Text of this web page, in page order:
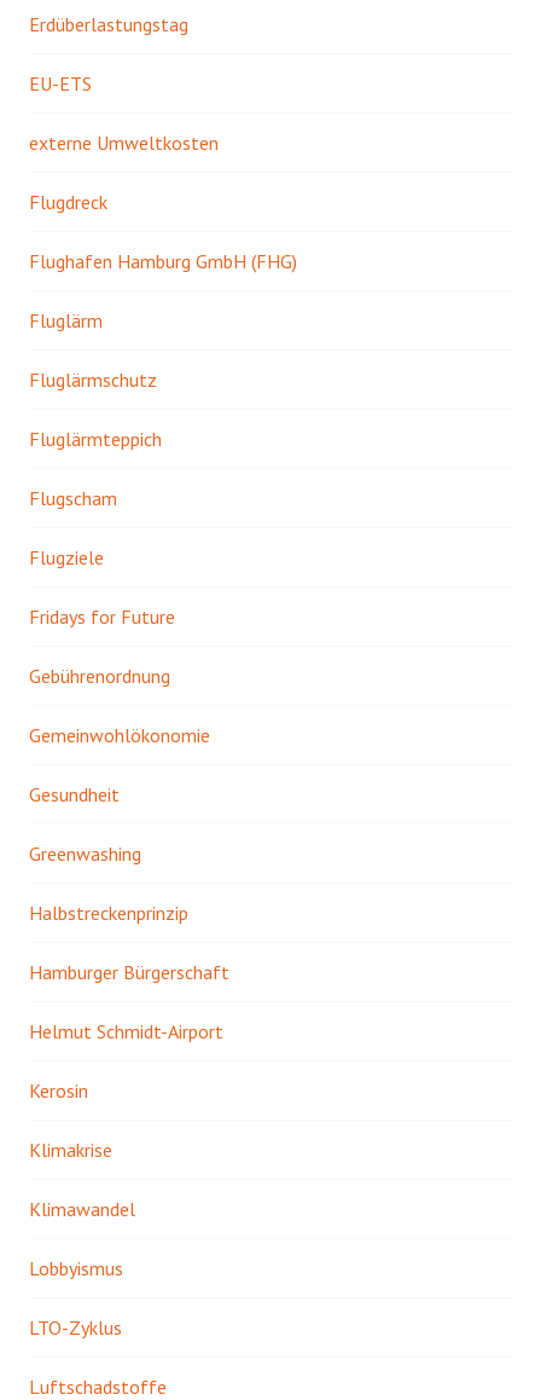
Erdüberlastungstag
EU-ETS
externe Umweltkosten
Flugdreck
Flughafen Hamburg GmbH (FHG)
Fluglärm
Fluglärmschutz
Fluglärmteppich
Flugscham
Flugziele
Fridays for Future
Gebührenordnung
Gemeinwohlökonomie
Gesundheit
Greenwashing
Halbstreckenprinzip
Hamburger Bürgerschaft
Helmut Schmidt-Airport
Kerosin
Klimakrise
Klimawandel
Lobbyismus
LTO-Zyklus
Luftschadstoffe